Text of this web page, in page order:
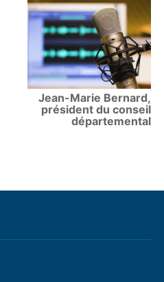
Jean-Marie Bernard,
président du conseil
départemental